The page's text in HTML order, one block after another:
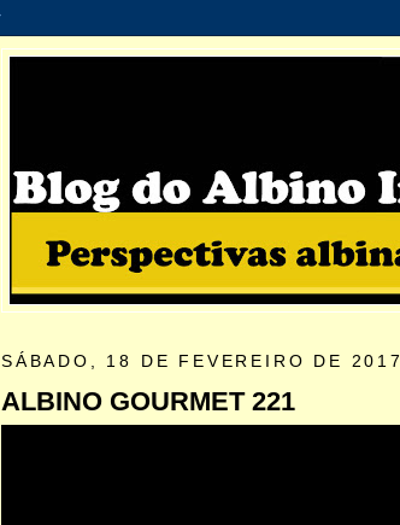
SÁBADO, 18 DE FEVEREIRO DE 2017
ALBINO GOURMET 221